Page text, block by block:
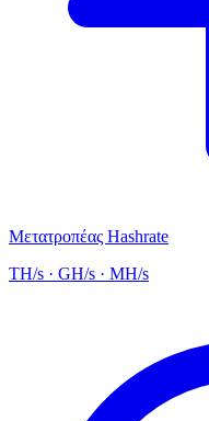
Μετατροπέας Hashrate
TH/s · GH/s · MH/s